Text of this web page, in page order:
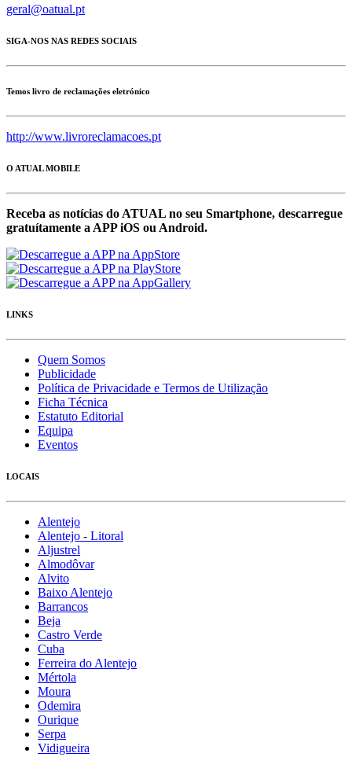
geral@oatual.pt
SIGA-NOS NAS REDES SOCIAIS
Temos livro de reclamações eletrónico
http://www.livroreclamacoes.pt
O ATUAL MOBILE
Receba as notícias do ATUAL no seu Smartphone, descarregue
gratuítamente a APP iOS ou Android.
LINKS
Quem Somos
Publicidade
Política de Privacidade e Termos de Utilização
Ficha Técnica
Estatuto Editorial
Equipa
Eventos
LOCAIS
Alentejo
Alentejo - Litoral
Aljustrel
Almodôvar
Alvito
Baixo Alentejo
Barrancos
Beja
Castro Verde
Cuba
Ferreira do Alentejo
Mértola
Moura
Odemira
Ourique
Serpa
Vidigueira